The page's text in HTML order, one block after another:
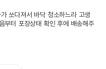
쏘다져서 바닥 청소하느라 고생
부터 포장상태 확인 후에 배송해주